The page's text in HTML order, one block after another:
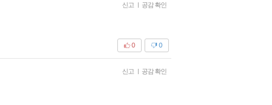
신고 | 공감 확인
0
0
신고 | 공감 확인